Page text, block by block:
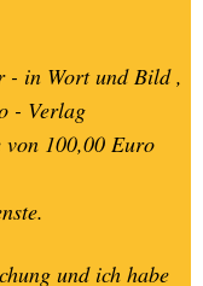
- in Wort und Bild ,
- Verlag
100,00 Euro
und ich habe